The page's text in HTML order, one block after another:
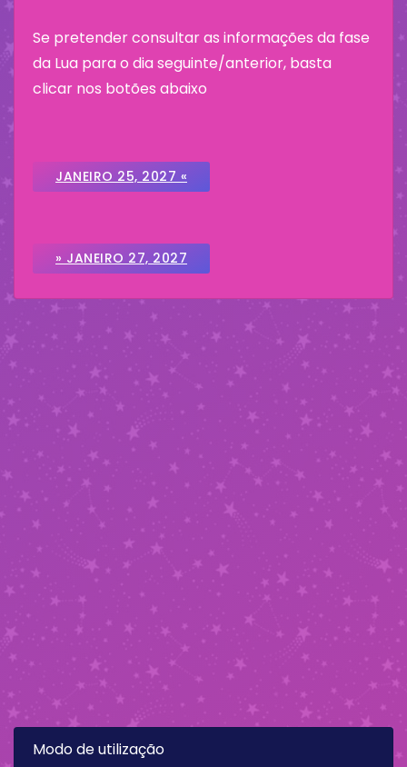
Se pretender consultar as informações da fase
da Lua para o dia seguinte/anterior, basta
clicar nos botões abaixo
JANEIRO 25, 2027 «
» JANEIRO 27, 2027
Modo de utilização